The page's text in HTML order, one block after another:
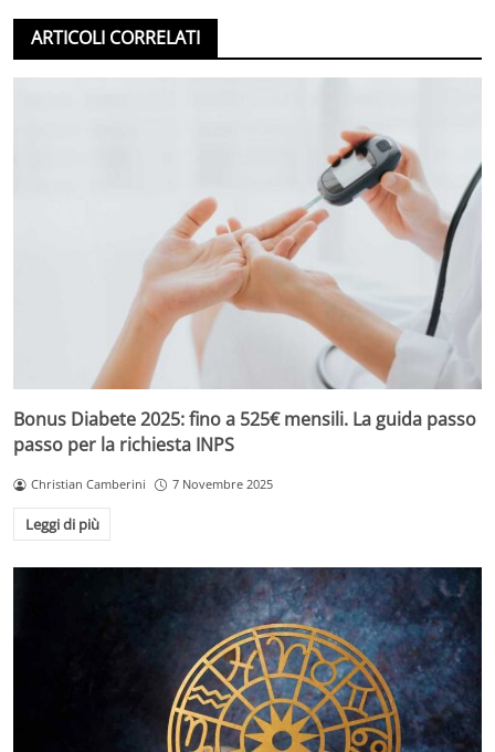
ARTICOLI CORRELATI
Bonus Diabete 2025: fino a 525€ mensili. La guida passo
passo per la richiesta INPS
Christian Camberini 7 Novembre 2025
Leggi di più